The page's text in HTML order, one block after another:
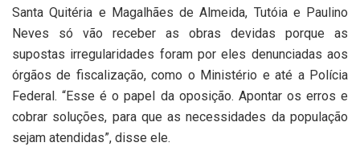
Santa Quitéria e Magalhães de Almeida, Tutóia e Paulino
Neves só vão receber as obras devidas porque as
supostas irregularidades foram por eles denunciadas aos
órgãos de fiscalização, como o Ministério e até a Polícia
Federal. “Esse é o papel da oposição. Apontar os erros e
cobrar soluções, para que as necessidades da população
sejam atendidas”, disse ele.